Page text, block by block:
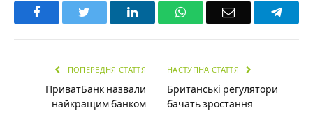
Facebook LinkedInWhatsAppEmail
ПОПЕРЕДНЯ СТАТТЯ
ПриватБанк назвали
найкращим банком
НАСТУПНА СТАТТЯ
Британські регулятори
бачать зростання